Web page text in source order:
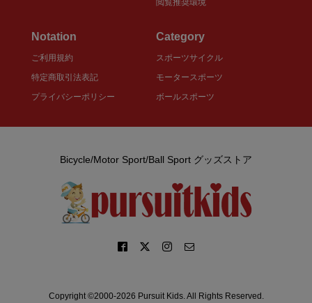
Notation
ご利用規約
特定商取引法表記
プライバシーポリシー
Category
スポーツサイクル
モータースポーツ
ボールスポーツ
Bicycle/Motor Sport/Ball Sport グッズストア
Copyright ©2000-2026 Pursuit Kids. All Rights Reserved.